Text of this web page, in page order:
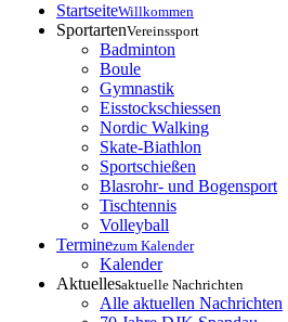
StartseiteWillkommen
SportartenVereinssport
Badminton
Boule
Gymnastik
Eisstockschiessen
Nordic Walking
Skate-Biathlon
Sportschießen
Blasrohr- und Bogensport
Tischtennis
Volleyball
Terminezum Kalender
Kalender
Aktuellesaktuelle Nachrichten
Alle aktuellen Nachrichten